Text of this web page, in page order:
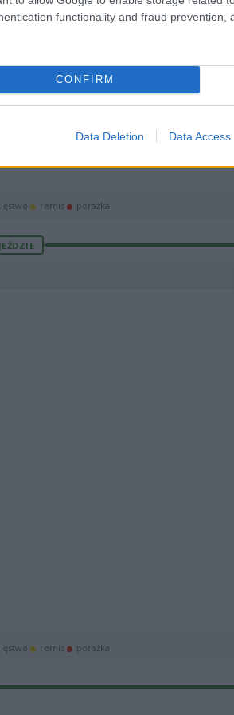
functionality and fraud prevention,
CONFIRM
Data Deletion Data Access
remis porażka
remis porażka